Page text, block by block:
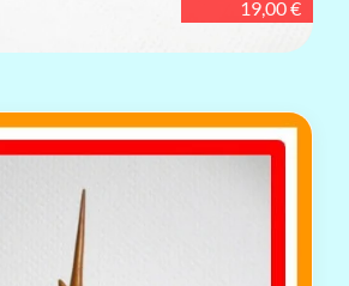
19,00 €